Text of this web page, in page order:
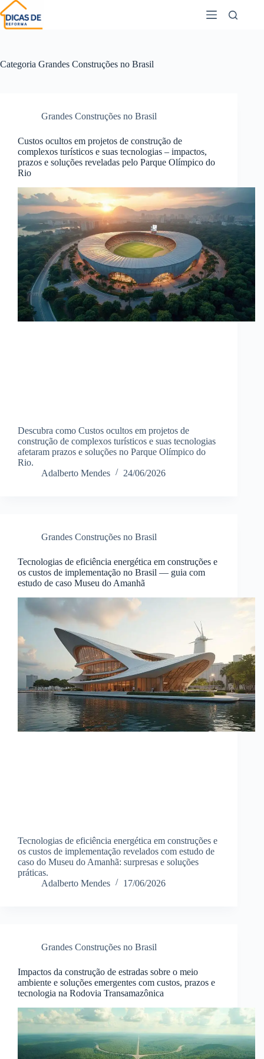
Categoria Grandes Construções no Brasil
Grandes Construções no Brasil
Custos ocultos em projetos de construção de
complexos turísticos e suas tecnologias – impactos,
prazos e soluções reveladas pelo Parque Olímpico do
Rio
Descubra como Custos ocultos em projetos de
construção de complexos turísticos e suas tecnologias
afetaram prazos e soluções no Parque Olímpico do
Rio.
Adalberto Mendes
24/06/2026
Grandes Construções no Brasil
Tecnologias de eficiência energética em construções e
os custos de implementação no Brasil — guia com
estudo de caso Museu do Amanhã
Tecnologias de eficiência energética em construções e
os custos de implementação revelados com estudo de
caso do Museu do Amanhã: surpresas e soluções
práticas.
Adalberto Mendes
17/06/2026
Grandes Construções no Brasil
Impactos da construção de estradas sobre o meio
ambiente e soluções emergentes com custos, prazos e
tecnologia na Rodovia Transamazônica